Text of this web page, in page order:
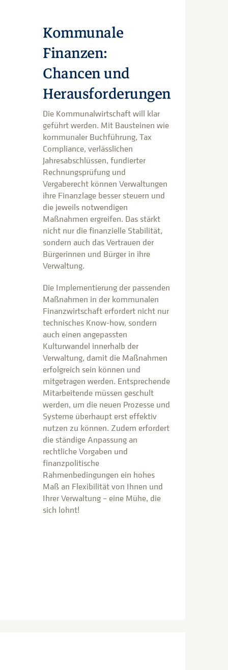
Kommunale
Finanzen:
Chancen und
Herausforderungen
Die Kommunalwirtschaft will klar
geführt werden. Mit Bausteinen wie
kommunaler Buchführung, Tax
Compliance, verlässlichen
Jahresabschlüssen, fundierter
Rechnungsprüfung und
Vergaberecht können Verwaltungen
ihre Finanzlage besser steuern und
die jeweils notwendigen
Maßnahmen ergreifen. Das stärkt
nicht nur die finanzielle Stabilität,
sondern auch das Vertrauen der
Bürgerinnen und Bürger in ihre
Verwaltung.
Die Implementierung der passenden
Maßnahmen in der kommunalen
Finanzwirtschaft erfordert nicht nur
technisches Know-how, sondern
auch einen angepassten
Kulturwandel innerhalb der
Verwaltung, damit die Maßnahmen
erfolgreich sein können und
mitgetragen werden. Entsprechende
Mitarbeitende müssen geschult
werden, um die neuen Prozesse und
Systeme überhaupt erst effektiv
nutzen zu können. Zudem erfordert
die ständige Anpassung an
rechtliche Vorgaben und
finanzpolitische
Rahmenbedingungen ein hohes
Maß an Flexibilität von Ihnen und
Ihrer Verwaltung – eine Mühe, die
sich lohnt!